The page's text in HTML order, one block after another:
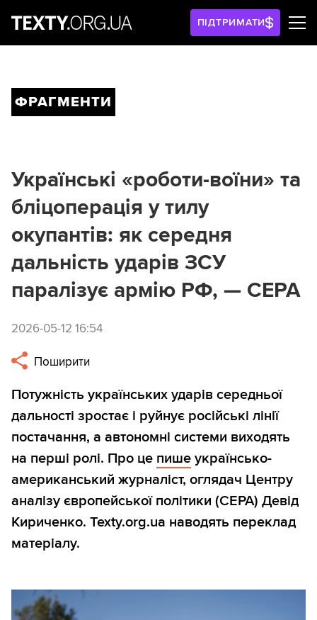
ПІДТРИМАТИ
ФРАГМЕНТИ
Українські «роботи-воїни» та
бліцоперація у тилу
окупантів: як середня
дальність ударів ЗСУ
паралізує армію РФ, — CEPA
2026-05-12 16:54
Поширити
Потужність українських ударів середньої
дальності зростає і руйнує російські лінії
постачання, а автономні системи виходять
на перші ролі. Про це пише українсько-
американський журналіст, оглядач Центру
аналізу європейської політики (CEPA) Девід
Кириченко. Texty.org.ua наводять переклад
матеріалу.